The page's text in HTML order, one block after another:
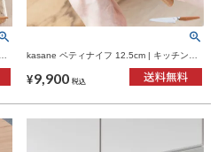
kasane ペティナイフ 12.5cm | キッチン雑
¥9,900 税込